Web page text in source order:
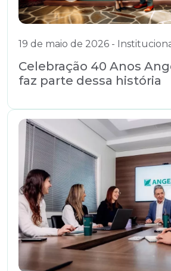
19 de maio de 2026 -
Celebração 40 Anos
faz parte dessa história